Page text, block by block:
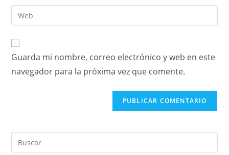
Guarda mi nombre, correo electrónico y web en este
navegador para la próxima vez que comente.